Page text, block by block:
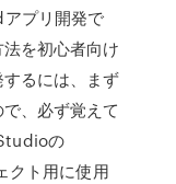
プリ開発で
を初心者向け
るには、まず
、必ず覚えて
の
ト用に使用